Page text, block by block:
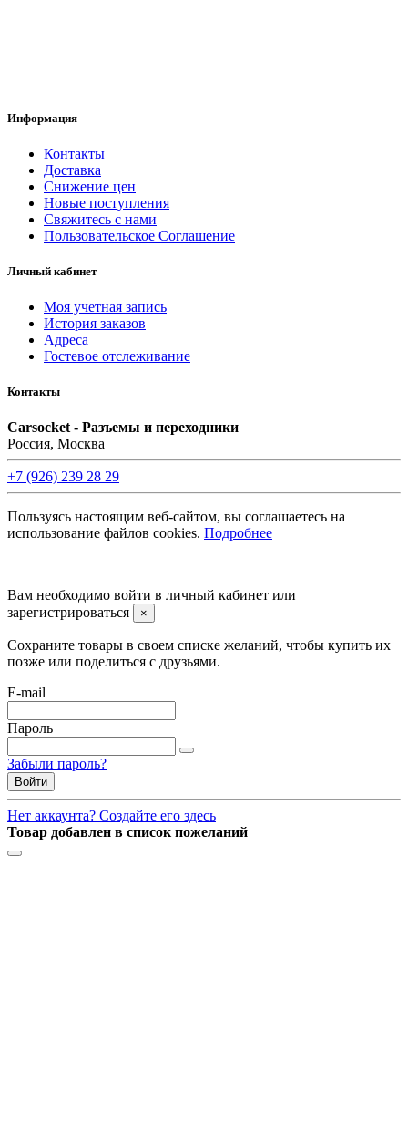
Информация
Контакты
Доставка
Снижение цен
Новые поступления
Свяжитесь с нами
Пользовательское Соглашение
Личный кабинет
Моя учетная запись
История заказов
Адреса
Гостевое отслеживание
Контакты
Carsocket - Разъемы и переходники
Россия, Москва
+7 (926) 239 28 29
Пользуясь настоящим веб-сайтом, вы соглашаетесь на
использование файлов cookies. Подробнее
Вам необходимо войти в личный кабинет или
зарегистрироваться
×
Сохраните товары в своем списке желаний, чтобы купить их
позже или поделиться с друзьями.
E-mail
Пароль
Забыли пароль?
Войти
Нет аккаунта? Создайте его здесь
Товар добавлен в список пожеланий